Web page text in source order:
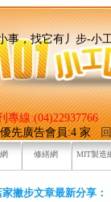
小事，找它有
專線:(04)22937766
先廣告會員:4 家
修繕網 MIT製造
家撇步文章最新分享：